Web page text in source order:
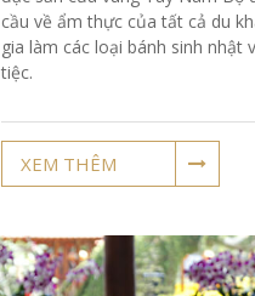
cầu về ẩm thực của tất cả du
gia làm các loại bánh sinh
tiệc.
XEM THÊM